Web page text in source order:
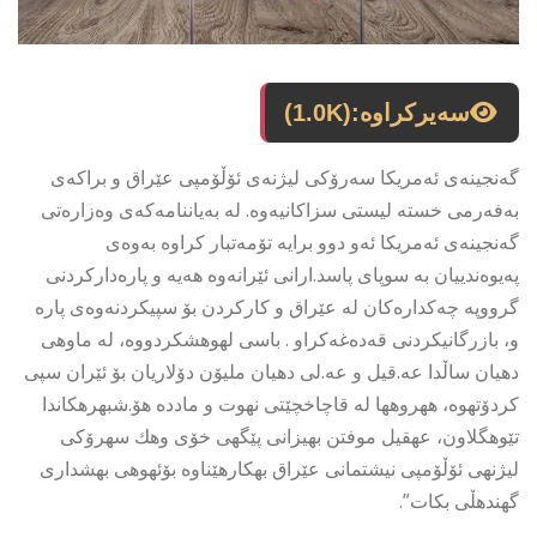
سەیرکراوە:(1.0K)
گەنجینەی ئەمریکا سەرۆکی لیژنەی ئۆڵۆمپی عێراق و براکەی
بەفەرمی خستە لیستی سزاکانیەوە. لە بەیاننامەکەی وەزارەتی
گەنجینەی ئەمریکا ئەو دوو برایە تۆمەتبار کراوە بەوەی
پەیوەندییان بە سوپای پاسد.ارانی ئێرانەوە هەیە و پارەدارکردنی
گرووپە چەکدارەکان لە عێراق و کارکردن بۆ سپیکردنەوەی پارە
و، بازرگانیکردنی قەدەغەکراو . باسی لهوهشكردووه، له ماوهی
دهیان ساڵدا عه.قیل و عه.لی دهیان ملیۆن دۆلاریان بۆ ئێران سپی
كردۆتهوه، ههروهها له قاچاخچێتی نهوت و مادده هۆ.شبهرهكاندا
تێوهگلاون، عهقیل موفتن بهیزانی پێگهی خۆی وهك سهرۆكی
لیژنهی ئۆڵۆمپی نیشتمانی عێراق بهكارهێناوه بۆئهوهی بهشداری
گهندهڵی بكات”.